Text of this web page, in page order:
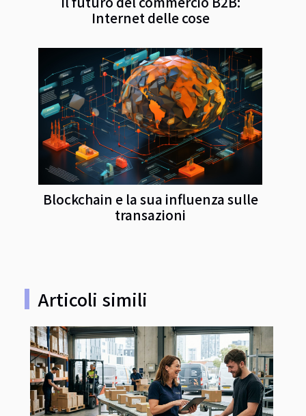
Internet delle cose
Blockchain e la sua influenza sulle
transazioni
Articoli simili